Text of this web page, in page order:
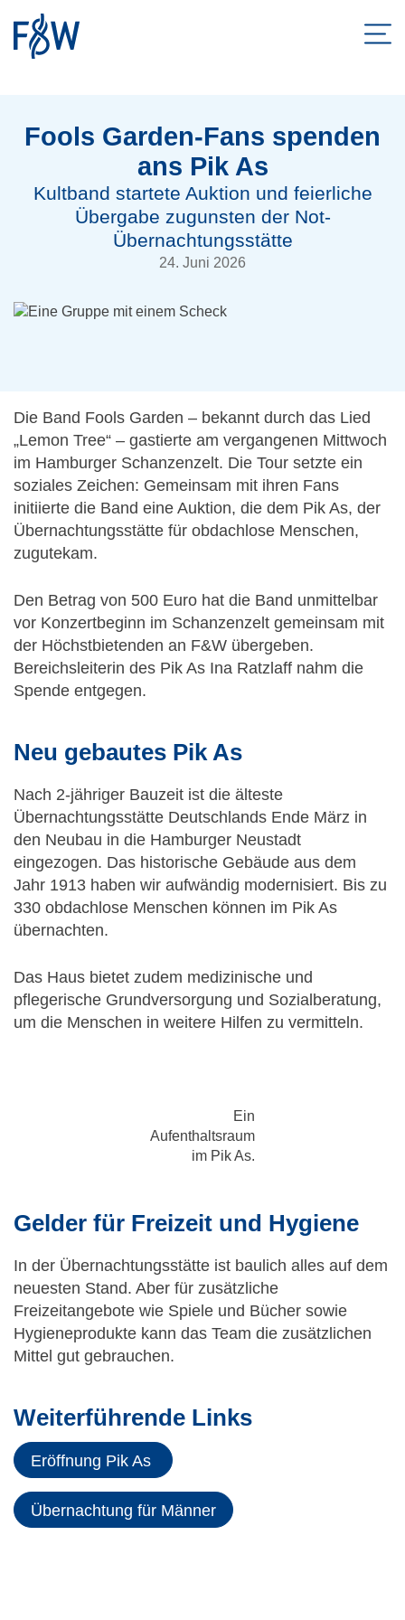
ZUR SUCHE SPRINGEN
Fools Garden-Fans spenden
ans Pik As
Kultband startete Auktion und feierliche
Übergabe zugunsten der Not-
Übernachtungsstätte
24. Juni 2026
Die Band Fools Garden – bekannt durch das Lied
„Lemon Tree“ – gastierte am vergangenen Mittwoch
im Hamburger Schanzenzelt. Die Tour setzte ein
soziales Zeichen: Gemeinsam mit ihren Fans
initiierte die Band eine Auktion, die dem Pik As, der
Übernachtungsstätte für obdachlose Menschen,
zugutekam.
Den Betrag von 500 Euro hat die Band unmittelbar
vor Konzertbeginn im Schanzenzelt gemeinsam mit
der Höchstbietenden an F&W übergeben.
Bereichsleiterin des Pik As Ina Ratzlaff nahm die
Spende entgegen.
Neu gebautes Pik As
Nach 2-jähriger Bauzeit ist die älteste
Übernachtungsstätte Deutschlands Ende März in
den Neubau in die Hamburger Neustadt
eingezogen. Das historische Gebäude aus dem
Jahr 1913 haben wir aufwändig modernisiert. Bis zu
330 obdachlose Menschen können im Pik As
übernachten.
Das Haus bietet zudem medizinische und
pflegerische Grundversorgung und Sozialberatung,
um die Menschen in weitere Hilfen zu vermitteln.
Ein
Aufenthaltsraum
im Pik As.
Gelder für Freizeit und Hygiene
In der Übernachtungsstätte ist baulich alles auf dem
neuesten Stand. Aber für zusätzliche
Freizeitangebote wie Spiele und Bücher sowie
Hygieneprodukte kann das Team die zusätzlichen
Mittel gut gebrauchen.
Weiterführende Links
Eröffnung Pik As
Übernachtung für Männer